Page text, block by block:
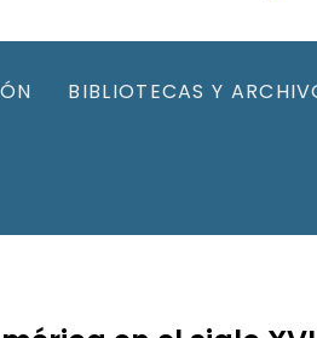
BIBLIOTECAS Y